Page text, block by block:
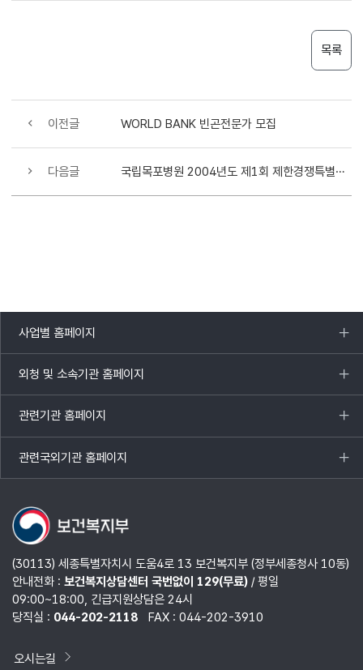
목록
이전글 WORLD BANK 빈곤전문가 모집
다음글 국립목포병원 2004년도 제1회 제한경쟁특별채용시험 시행 공고
사업별 홈페이지
목록
열기
외청 및 소속기관 홈페이지
목록
열기
관련기관 홈페이지
목록
열기
관련국외기관 홈페이지
목록
열기
(30113) 세종특별자치시 도움4로 13 보건복지부 (정부세종청사 10동)
안내전화 : 보건복지상담센터 국번없이 129(무료)/ 평일
09:00~18:00, 긴급지원상담은 24시
당직실 : 044-202-2118 FAX : 044-202-3910
오시는길